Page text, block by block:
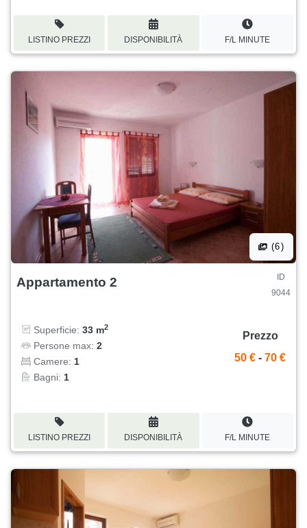
LISTINO PREZZI DISPONIBILITÀ F/L MINUTE
(6)
Appartamento 2
ID
9044
Superficie: 33 m2
Persone max: 2
Camere: 1
Bagni: 1
Prezzo
50 € - 70 €
LISTINO PREZZI DISPONIBILITÀ F/L MINUTE